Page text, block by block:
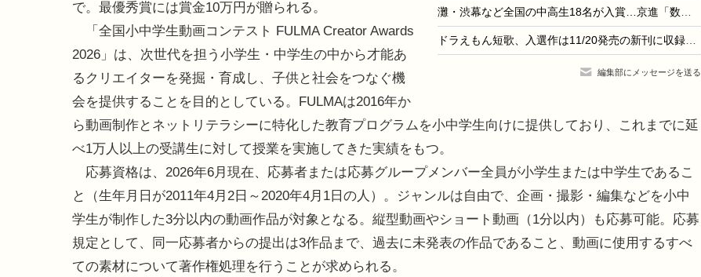
灘・渋幕など全国の中高生18名が入賞…京進「数学解法コンテスト」結果発表
ドラえもん短歌、入選作は11/20発売の新刊に収録…9/3締切
編集部にメッセージを送る
で。最優秀賞には賞金10万円が贈られる。
「全国小中学生動画コンテスト FULMA Creator Awards
2026」は、次世代を担う小学生・中学生の中から才能あ
るクリエイターを発掘・育成し、子供と社会をつなぐ機
会を提供することを目的としている。FULMAは2016年か
ら動画制作とネットリテラシーに特化した教育プログラムを小中学生向けに提供しており、これまでに延
べ1万人以上の受講生に対して授業を実施してきた実績をもつ。
応募資格は、2026年6月現在、応募者または応募グループメンバー全員が小学生または中学生であるこ
と（生年月日が2011年4月2日～2020年4月1日の人）。ジャンルは自由で、企画・撮影・編集などを小中
学生が制作した3分以内の動画作品が対象となる。縦型動画やショート動画（1分以内）も応募可能。応募
規定として、同一応募者からの提出は3作品まで、過去に未発表の作品であること、動画に使用するすべ
ての素材について著作権処理を行うことが求められる。